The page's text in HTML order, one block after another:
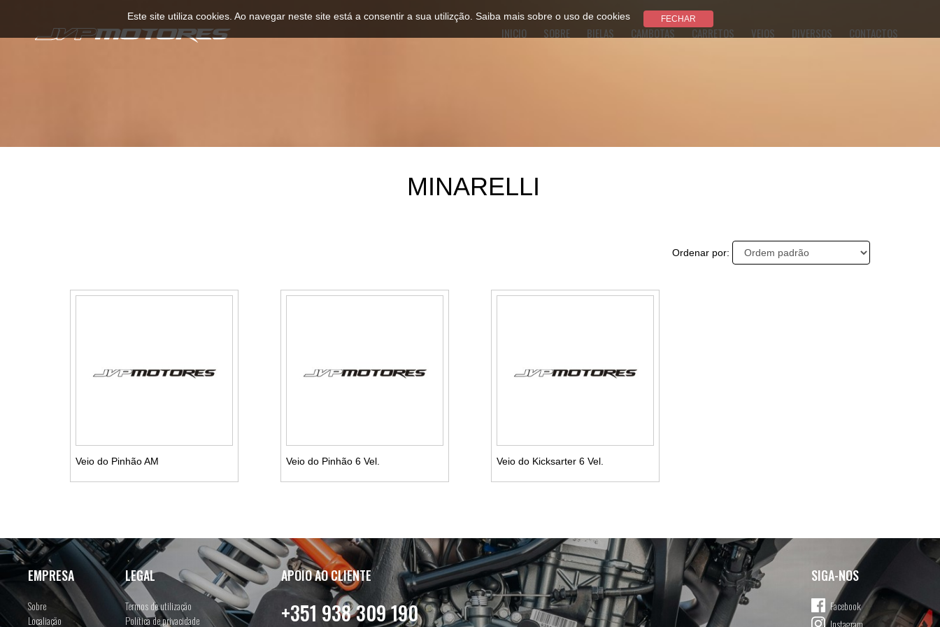
INICIO SOBRE BIELAS CAMBOTAS CARRETOS VEIOS DIVERSOS CONTACTOS
MINARELLI
Ordenar por:
Veio do Pinhão AM Veio do Pinhão 6 Vel. Veio do Kicksarter 6 Vel.
EMPRESA
Sobre
Localiação
LEGAL
Termos de utilização
Política de privacidade
APOIO AO CLIENTE
+351 938 309 190
SIGA-NOS
Facebook
Instagram
Este site utiliza cookies. Ao navegar neste site está a consentir a sua utilizção. Saiba mais sobre o uso de cookies